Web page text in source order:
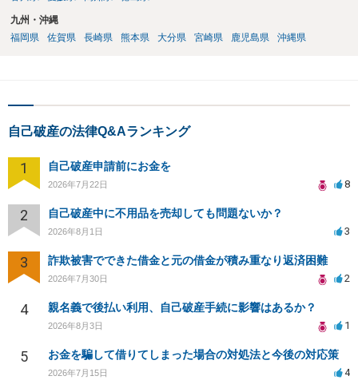
九州・沖縄
福岡県
佐賀県 長崎県 熊本県 大分県 宮崎県 鹿児島県 沖縄県
自己破産の法律Q&Aランキング
1 自己破産申請前にお金を
2026年7月22日 8
2 自己破産中に不用品を売却しても問題ないか？
2026年8月1日 3
3 詐欺被害でできた借金と元の借金が積み重なり返済困難
2026年7月30日 2
4 親名義で後払い利用、自己破産手続に影響はあるか？
2026年8月3日 1
5 お金を騙して借りてしまった場合の対処法と今後の対応策
2026年7月15日 4